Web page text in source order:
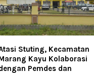
Stuting, Kecamatan
Kayu Kolaborasi
Pemdes dan